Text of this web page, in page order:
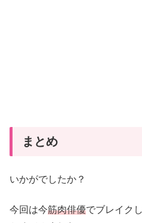
まとめ
いかがでしたか？
今回は今筋肉俳優でブレイク